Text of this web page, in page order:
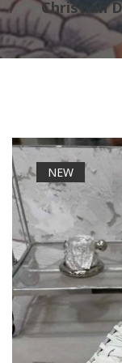
Christian
NEW